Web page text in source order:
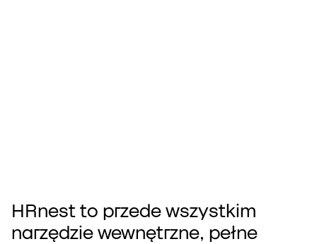
HRnest to przede wszystkim
narzędzie wewnętrzne, pełne